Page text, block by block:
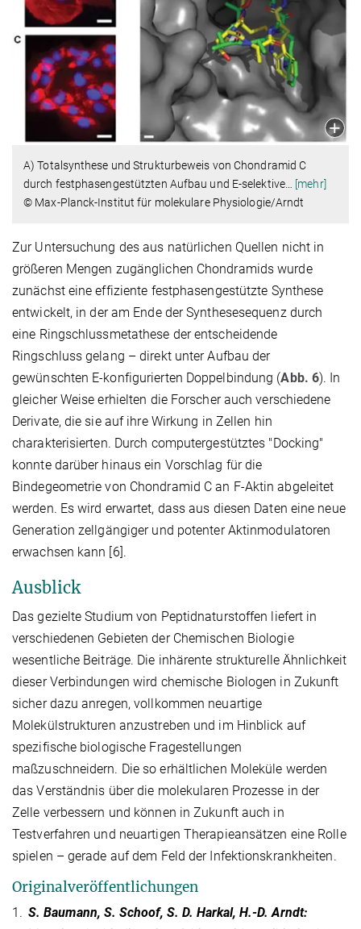
A) Totalsynthese und Strukturbeweis von Chondramid C
durch festphasengestützten Aufbau und E-selektive… [mehr]
© Max-Planck-Institut für molekulare Physiologie/Arndt
Zur Untersuchung des aus natürlichen Quellen nicht in
größeren Mengen zugänglichen Chondramids wurde
zunächst eine effiziente festphasengestützte Synthese
entwickelt, in der am Ende der Synthesesequenz durch
eine Ringschlussmetathese der entscheidende
Ringschluss gelang – direkt unter Aufbau der
gewünschten E-konfigurierten Doppelbindung (Abb. 6). In
gleicher Weise erhielten die Forscher auch verschiedene
Derivate, die sie auf ihre Wirkung in Zellen hin
charakterisierten. Durch computergestütztes "Docking"
konnte darüber hinaus ein Vorschlag für die
Bindegeometrie von Chondramid C an F-Aktin abgeleitet
werden. Es wird erwartet, dass aus diesen Daten eine neue
Generation zellgängiger und potenter Aktinmodulatoren
erwachsen kann [6].
Ausblick
Das gezielte Studium von Peptidnaturstoffen liefert in
verschiedenen Gebieten der Chemischen Biologie
wesentliche Beiträge. Die inhärente strukturelle Ähnlichkeit
dieser Verbindungen wird chemische Biologen in Zukunft
sicher dazu anregen, vollkommen neuartige
Molekülstrukturen anzustreben und im Hinblick auf
spezifische biologische Fragestellungen
maßzuschneidern. Die so erhältlichen Moleküle werden
das Verständnis über die molekularen Prozesse in der
Zelle verbessern und können in Zukunft auch in
Testverfahren und neuartigen Therapieansätzen eine Rolle
spielen – gerade auf dem Feld der Infektionskrankheiten.
Originalveröffentlichungen
1. S. Baumann, S. Schoof, S. D. Harkal, H.-D. Arndt: